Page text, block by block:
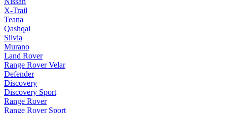
X-Trail
Teana
Qashqai
Silvia
Murano
Land Rover
Range Rover Velar
Defender
Discovery
Discovery Sport
Range Rover
Range Rover Sport